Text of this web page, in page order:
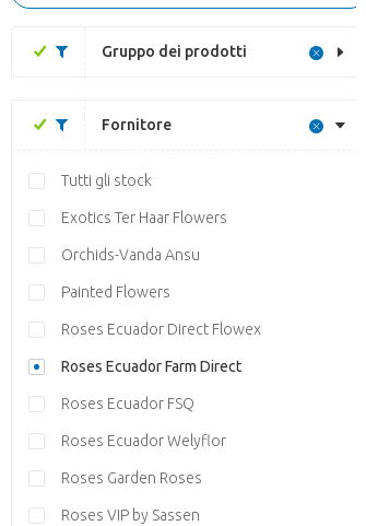
Gruppo dei prodotti
Fornitore
Tutti gli stock
Exotics Ter Haar Flowers
Orchids-Vanda Ansu
Painted Flowers
Roses Ecuador Direct Flowex
Roses Ecuador Farm Direct
Roses Ecuador FSQ
Roses Ecuador Welyflor
Roses Garden Roses
Roses VIP by Sassen